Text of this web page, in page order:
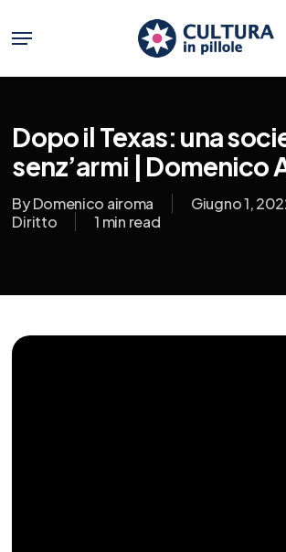
main
content
Menu
Dopo il Texas: una
senz’armi | Domenico
ByDomenico airoma Giugno 1,
Diritto
1 min read